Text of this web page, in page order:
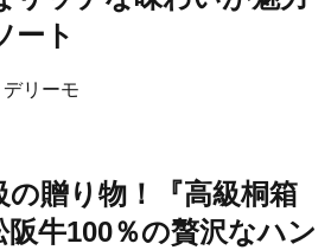
ート
リーモ
の贈り物！『高級桐箱
阪牛100％の贅沢なハン